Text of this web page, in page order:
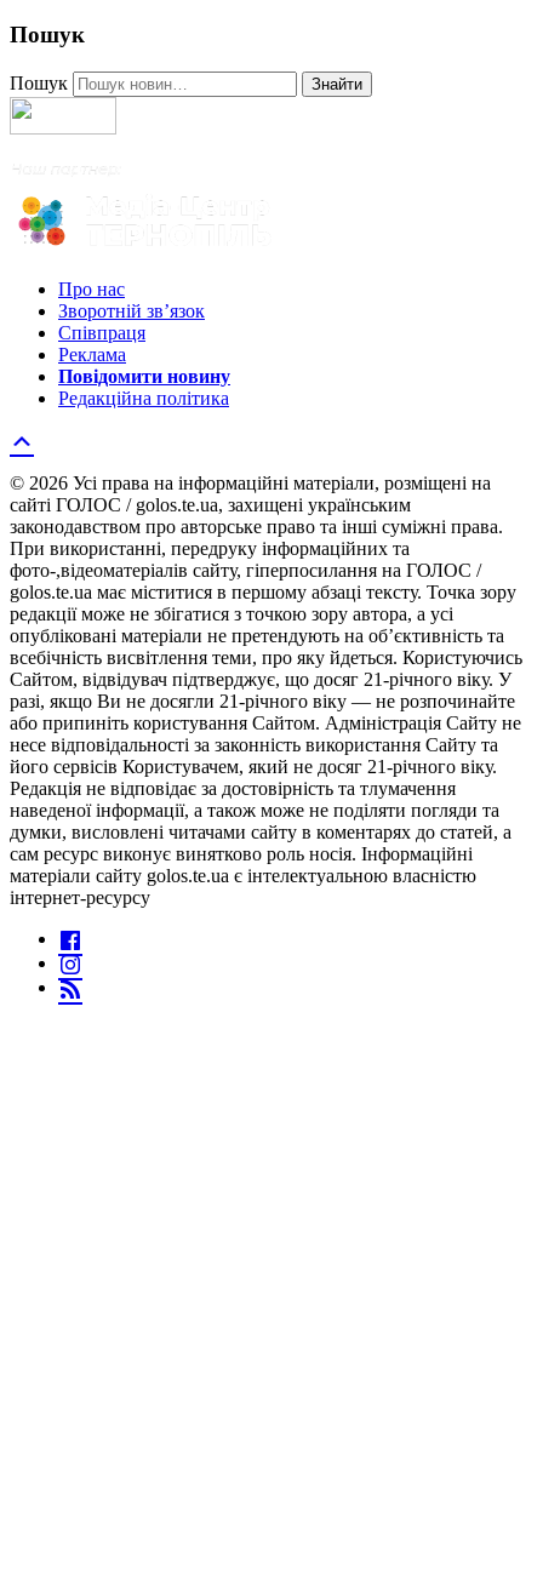
Пошук
Пошук Знайти
Про нас
Зворотній зв’язок
Співпраця
Реклама
Повідомити новину
Редакційна політика
© 2026 Усі права на інформаційні матеріали, розміщені на
сайті ГОЛОС / golos.te.ua, захищені українським
законодавством про авторське право та інші суміжні права.
При використанні, передруку інформаційних та
фото-,відеоматеріалів сайту, гіперпосилання на ГОЛОС /
golos.te.ua має міститися в першому абзаці тексту. Точка зору
редакції може не збігатися з точкою зору автора, а усі
опубліковані матеріали не претендують на об’єктивність та
всебічність висвітлення теми, про яку йдеться. Користуючись
Сайтом, відвідувач підтверджує, що досяг 21-річного віку. У
разі, якщо Ви не досягли 21-річного віку — не розпочинайте
або припиніть користування Сайтом. Адміністрація Сайту не
несе відповідальності за законність використання Сайту та
його сервісів Користувачем, який не досяг 21-річного віку.
Редакція не відповідає за достовірність та тлумачення
наведеної інформації, а також може не поділяти погляди та
думки, висловлені читачами сайту в коментарях до статей, а
сам ресурс виконує винятково роль носія. Інформаційні
матеріали сайту golos.te.ua є інтелектуальною власністю
інтернет-ресурсу